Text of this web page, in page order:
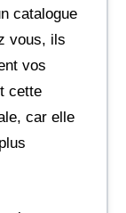
catalogue
vous, ils
vos
cette
car elle